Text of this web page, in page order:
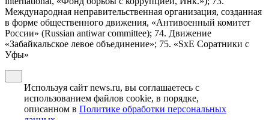
Международная неправительственная организация, созданная
в форме общественного движения, «Антивоенный комитет
России» (Russian antiwar committee); 74. Движение
«Забайкальское левое объединение»; 75. «SxE Соратники с
Уфы»
Используя сайт news.ru, вы соглашаетесь с
использованием файлов cookie, в порядке,
описанном в Политике обработки персональных